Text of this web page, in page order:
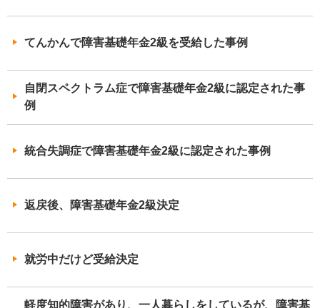
てんかんで障害基礎年金2級を受給した事例
自閉スペクトラム症で障害基礎年金2級に認定された事
例
統合失調症で障害基礎年金2級に認定された事例
返戻後、障害基礎年金2級決定
就労中だけど受給決定
軽度知的障害があり、一人暮らしをしているが、障害基